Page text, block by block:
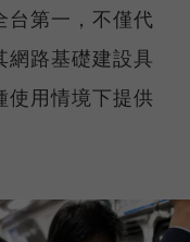
台第一，不僅代
網路基礎建設具
使用情境下提供